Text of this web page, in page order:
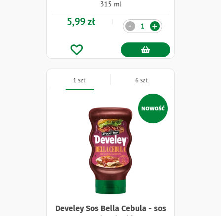
315 ml
5,99 zł Ilość +
-
Develey Sos Bella Cebula - sos
Naklejki
1 szt. 6 szt.